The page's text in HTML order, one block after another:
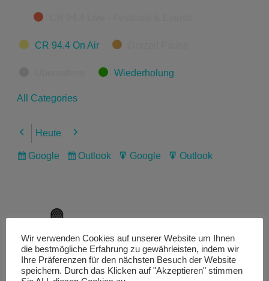
Categories
CR 94.4 On Air
Wiederholung
All Categories
Previous
Heute Next
Subscribe
Google
Subscribe
Outlook
Export
Google
Export
Outlook
Livestream
Wir verwenden Cookies auf unserer Website um Ihnen
die bestmögliche Erfahrung zu gewährleisten, indem wir
Ihre Präferenzen für den nächsten Besuch der Website
speichern. Durch das Klicken auf "Akzeptieren" stimmen